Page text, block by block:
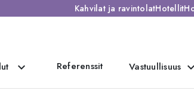
Kahvilat ja ravintolatHotellit
expand_more Referenssit Vastuullisuus expand_more